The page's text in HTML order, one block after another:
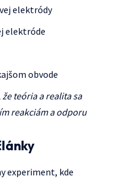
elektródy
elektróde
obvode
teória a realita sa
reakciám a odporu
experiment, kde